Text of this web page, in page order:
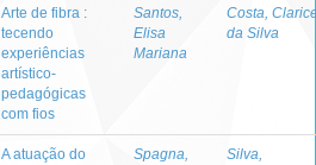
Arte de fibra :
tecendo
experiências
artístico-
pedagógicas
com fios
Santos,
Elisa
Mariana
Costa,
da Silva
A atuação do
Spagna,
Silva,